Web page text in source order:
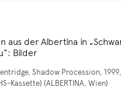
aus der Albertina in
Bilder
Shadow Procession, 1999,
Kassette) (ALBERTINA, Wien)